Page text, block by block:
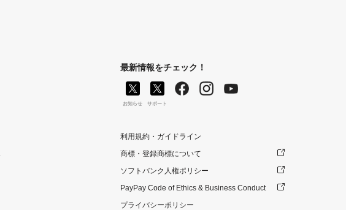
最新情報をチェック！
お知らせ サポート
利用規約・ガイドライン
商標・登録商標について
ソフトバンク人権ポリシー
PayPay Code of Ethics & Business Conduct
プライバシーポリシー